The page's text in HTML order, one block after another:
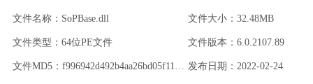
文件名称：SoPBase.dll 文件大小：32.48MB
文件类型：64位PE文件 文件版本：6.0.2107.89
文件MD5：f996942d492b4aa26bd05f1170d3a1fc 发布日期：2022-02-24